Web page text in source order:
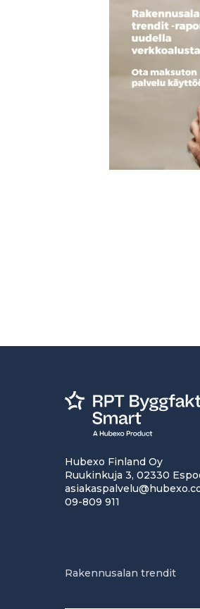
Hubexo Finland Oy
Ruukinkuja 3, 02330
09-809 911
Rakennusalan trendit